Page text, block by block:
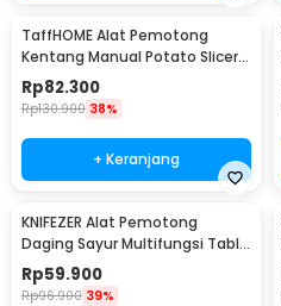
TaffHOME Alat Pemotong
Kentang Manual Potato Slicer
Easy to Clean - MD-808
Rp82.300
Rp130.900 38%
+ Keranjang
KNIFEZER Alat Pemotong
Daging Sayur Multifungsi Table
Meat Slicer - CT03
Rp59.900
Rp96.900 39%